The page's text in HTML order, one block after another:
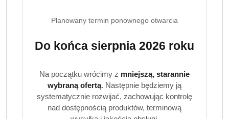
Jabłko, Krokosz, Rzodkiew, Cytryna, Spirulina, Czarna
Porzeczka; Aromat; Substancja powlekająca: wosk
pszczeli biały i żółty, wosk Carnauba; syrop cukru
inwertowanego.
Planowany termin ponownego otwarcia
Do końca sierpnia 2026 roku
Na początku wrócimy z mniejszą, starannie
wybraną ofertą. Następnie będziemy ją
systematycznie rozwijać, zachowując kontrolę
nad dostępnością produktów, terminową